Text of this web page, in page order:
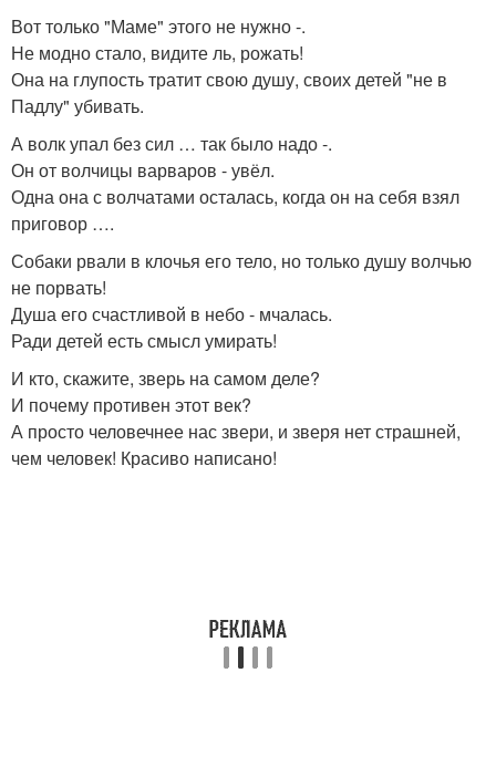
Вот только "Маме" этого не нужно -.
Не модно стало, видите ль, рожать!
Она на глупость тратит свою душу, своих детей "не в
Падлу" убивать.
А волк упал без сил … так было надо -.
Он от волчицы варваров - увёл.
Одна она с волчатами осталась, когда он на себя взял
приговор ….
Собаки рвали в клочья его тело, но только душу волчью
не порвать!
Душа его счастливой в небо - мчалась.
Ради детей есть смысл умирать!
И кто, скажите, зверь на самом деле?
И почему противен этот век?
А просто человечнее нас звери, и зверя нет страшней,
чем человек! Красиво написано!